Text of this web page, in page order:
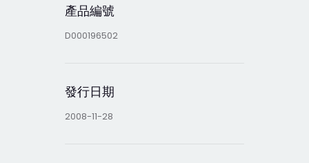
產品編號
D000196502
發行日期
2008-11-28